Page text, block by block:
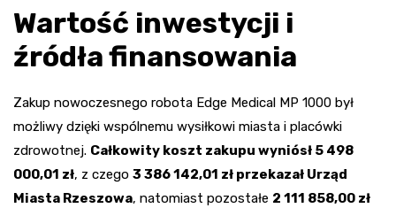
Wartość inwestycji i
źródła finansowania
Zakup nowoczesnego robota Edge Medical MP 1000 był
możliwy dzięki wspólnemu wysiłkowi miasta i placówki
zdrowotnej. Całkowity koszt zakupu wyniósł 5 498
000,01 zł, z czego 3 386 142,01 zł przekazał Urząd
Miasta Rzeszowa, natomiast pozostałe 2 111 858,00 zł